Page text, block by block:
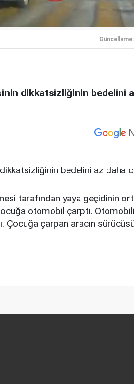
Güncelleme:
dikkatsizliğinin bedelini
bedelini az daha
tarafından yaya geçidinin
otomobil çarptı.
Çocuğa çarpan aracın